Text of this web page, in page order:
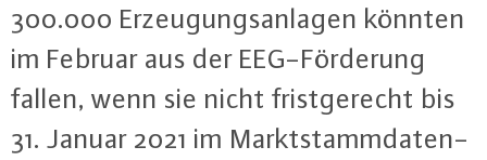
300.000 Er­zeu­gungs­an­la­gen könnten
im Februar aus der EEG-För­de­rung
fallen, wenn sie nicht frist­ge­recht bis
31. Januar 2021 im Markt­stamm­da­ten­